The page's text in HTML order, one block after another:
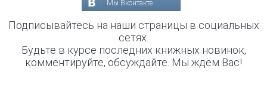
Мы Вконтакте
Подписывайтесь на наши страницы в социальных
сетях.
Будьте в курсе последних книжных новинок,
комментируйте, обсуждайте. Мы ждём Вас!